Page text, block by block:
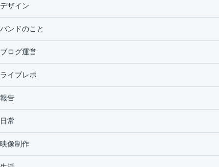
デザイン
バンドのこと
ブログ運営
ライブレポ
報告
日常
映像制作